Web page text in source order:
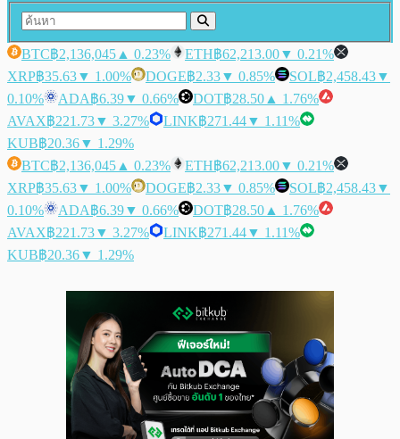
BTC฿2,136,045 ▲ 0.23% ETH฿62,213.00▼ 0.21%
XRP฿35.63▼ 1.00% DOGE฿2.33▼ 0.85% SOL฿2,458.43▼
0.10%
ADA฿6.39▼ 0.66% DOT฿28.50 ▲ 1.76%
AVAX฿221.73▼ 3.27% LINK฿271.44▼ 1.11%
KUB฿20.36▼ 1.29%
BTC฿2,136,045 ▲ 0.23% ETH฿62,213.00▼ 0.21%
XRP฿35.63▼ 1.00% DOGE฿2.33▼ 0.85% SOL฿2,458.43▼
0.10%
ADA฿6.39▼ 0.66% DOT฿28.50 ▲ 1.76%
AVAX฿221.73▼ 3.27% LINK฿271.44▼ 1.11%
KUB฿20.36▼ 1.29%